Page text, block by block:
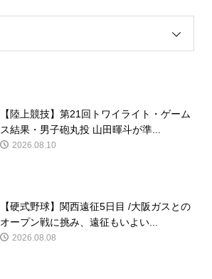
【陸上競技】第21回トワイライト・ゲーム
ス結果・男子砲丸投 山田暉斗が準...
2026.08.10
【硬式野球】関西遠征5日目 /大阪ガスとの
オープン戦に挑み、遠征もいよい...
2026.08.08